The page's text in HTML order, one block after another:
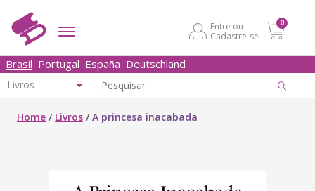
Entre ou
Cadastre-se
0
Brasil Portugal España Deutschland
Home / Livros /A princesa inacabada